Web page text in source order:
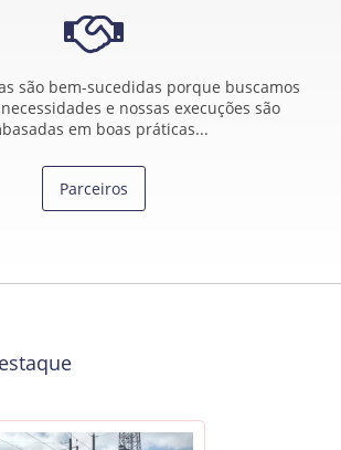
são bem-sucedidas porque buscamos
e nossas execuções são
em boas práticas...
Parceiros